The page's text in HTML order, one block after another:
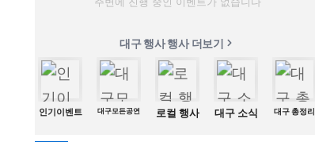
대구 행사 행사 더보기
인기이벤트 대구모든공연 로컬 행사 대구 소식 대구 총정리